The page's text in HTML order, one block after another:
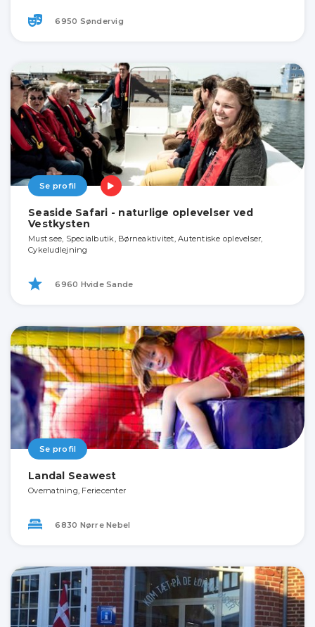
6950 Søndervig
Se profil
Seaside Safari - naturlige oplevelser ved
Vestkysten
Must see, Specialbutik, Børneaktivitet, Autentiske oplevelser,
Cykeludlejning
6960 Hvide Sande
Se profil
Landal Seawest
Overnatning, Feriecenter
6830 Nørre Nebel